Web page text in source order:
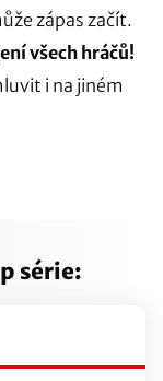
zápas začít.
všech hráčů!
i na jiném
série: